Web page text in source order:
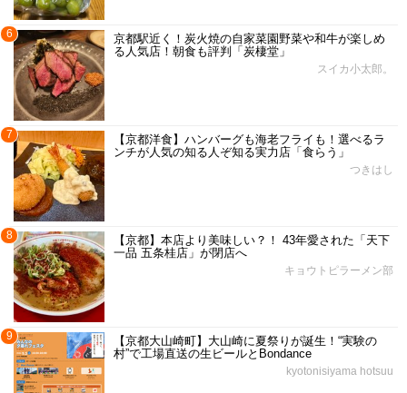
6
京都駅近く！炭火焼の自家菜園野菜や和牛が楽しめ
る人気店！朝食も評判「炭棲堂」
スイカ小太郎。
7
【京都洋食】ハンバーグも海老フライも！選べるラ
ンチが人気の知る人ぞ知る実力店「食らう」
つきはし
8
【京都】本店より美味しい？！ 43年愛された「天下
一品 五条桂店」が閉店へ
キョウトピラーメン部
9
【京都大山崎町】大山崎に夏祭りが誕生！“実験の
村”で工場直送の生ビールとBondance
kyotonisiyama hotsuu